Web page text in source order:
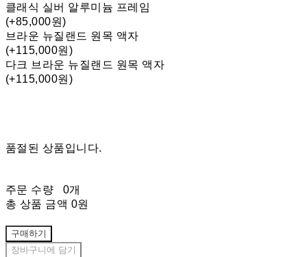
클래식 실버 알루미늄 프레임
(+85,000원)
브라운 뉴질랜드 원목 액자
(+115,000원)
다크 브라운 뉴질랜드 원목 액자
(+115,000원)
품절된 상품입니다.
주문 수량
0개
총 상품 금액 0원
구매하기
장바구니에 담기